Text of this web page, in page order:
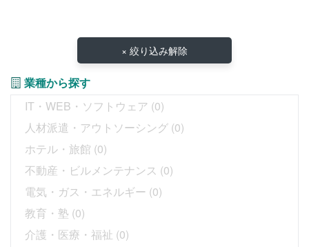
× 絞り込み解除
業種から探す
IT・WEB・ソフトウェア (0)
人材派遣・アウトソーシング (0)
ホテル・旅館 (0)
不動産・ビルメンテナンス (0)
電気・ガス・エネルギー (0)
教育・塾 (0)
介護・医療・福祉 (0)